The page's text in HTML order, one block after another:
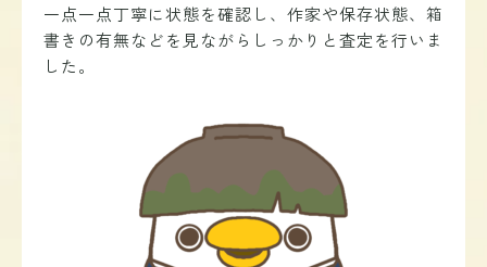
一点一点丁寧に状態を確認し、作家や保存状態、箱
書きの有無などを見ながらしっかりと査定を行いま
した。